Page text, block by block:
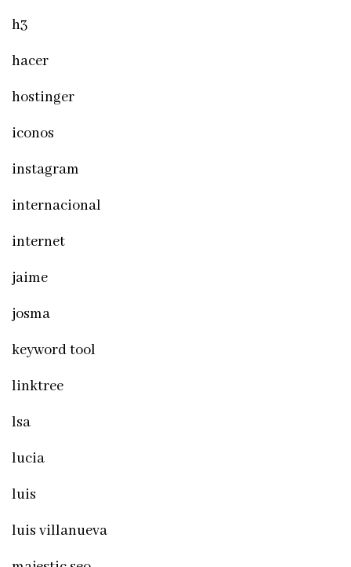
h3
hacer
hostinger
iconos
instagram
internacional
internet
jaime
josma
keyword tool
linktree
lsa
lucia
luis
luis villanueva